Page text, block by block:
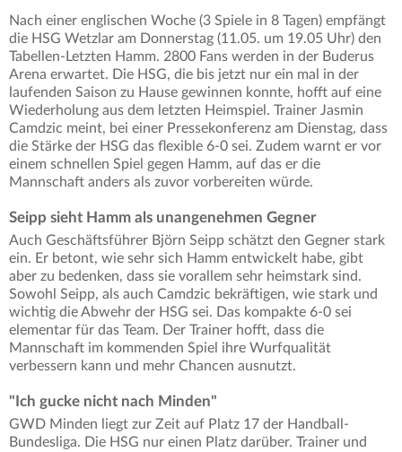
Nach einer englischen Woche (3 Spiele in 8 Tagen) empfängt
die HSG Wetzlar am Donnerstag (11.05. um 19.05 Uhr) den
Tabellen-Letzten Hamm. 2800 Fans werden in der Buderus
Arena erwartet. Die HSG, die bis jetzt nur ein mal in der
laufenden Saison zu Hause gewinnen konnte, hofft auf eine
Wiederholung aus dem letzten Heimspiel. Trainer Jasmin
Camdzic meint, bei einer Pressekonferenz am Dienstag, dass
die Stärke der HSG das flexible 6-0 sei. Zudem warnt er vor
einem schnellen Spiel gegen Hamm, auf das er die
Mannschaft anders als zuvor vorbereiten würde.
Seipp sieht Hamm als unangenehmen Gegner
Auch Geschäftsführer Björn Seipp schätzt den Gegner stark
ein. Er betont, wie sehr sich Hamm entwickelt habe, gibt
aber zu bedenken, dass sie vorallem sehr heimstark sind.
Sowohl Seipp, als auch Camdzic bekräftigen, wie stark und
wichtig die Abwehr der HSG sei. Das kompakte 6-0 sei
elementar für das Team. Der Trainer hofft, dass die
Mannschaft im kommenden Spiel ihre Wurfqualität
verbessern kann und mehr Chancen ausnutzt.
"Ich gucke nicht nach Minden"
GWD Minden liegt zur Zeit auf Platz 17 der Handball-
Bundesliga. Die HSG nur einen Platz darüber. Trainer und